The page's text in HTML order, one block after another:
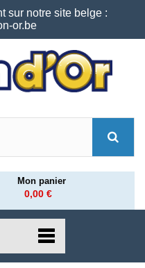
sur notre site belge :
or.be
Mon panier
0,00 €